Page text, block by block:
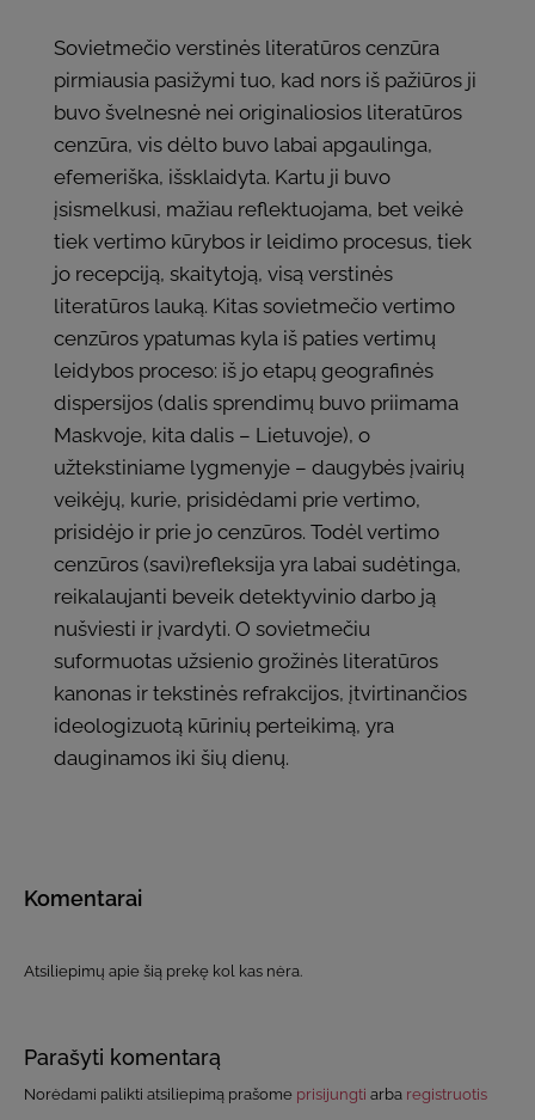
Sovietmečio verstinės literatūros cenzūra
pirmiausia pasižymi tuo, kad nors iš pažiūros ji
buvo švelnesnė nei originaliosios literatūros
cenzūra, vis dėlto buvo labai apgaulinga,
efemeriška, išsklaidyta. Kartu ji buvo
įsismelkusi, mažiau reflektuojama, bet veikė
tiek vertimo kūrybos ir leidimo procesus, tiek
jo recepciją, skaitytoją, visą verstinės
literatūros lauką. Kitas sovietmečio vertimo
cenzūros ypatumas kyla iš paties vertimų
leidybos proceso: iš jo etapų geografinės
dispersijos (dalis sprendimų buvo priimama
Maskvoje, kita dalis – Lietuvoje), o
užtekstiniame lygmenyje – daugybės įvairių
veikėjų, kurie, prisidėdami prie vertimo,
prisidėjo ir prie jo cenzūros. Todėl vertimo
cenzūros (savi)refleksija yra labai sudėtinga,
reikalaujanti beveik detektyvinio darbo ją
nušviesti ir įvardyti. O sovietmečiu
suformuotas užsienio grožinės literatūros
kanonas ir tekstinės refrakcijos, įtvirtinančios
ideologizuotą kūrinių perteikimą, yra
dauginamos iki šių dienų.
Komentarai
Atsiliepimų apie šią prekę kol kas nėra.
Parašyti komentarą
Norėdami palikti atsiliepimą prašome prisijungti arba registruotis